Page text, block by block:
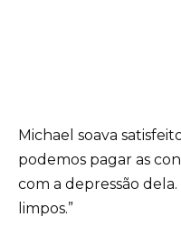
Michael soava
podemos pagar as
com a depressão
limpos.”